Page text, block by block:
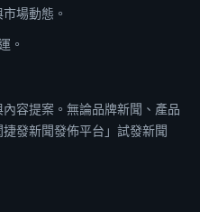
場動態。
。
容提案。無論品牌新聞、產品
發新聞發佈平台」試發新聞